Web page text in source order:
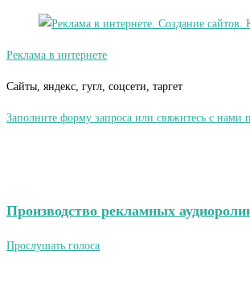
Реклама в интернете
Сайты, яндекс, гугл, соцсети, таргет
Заполните форму запроса или свяжитесь с
Производство рекламных
Прослушать голоса